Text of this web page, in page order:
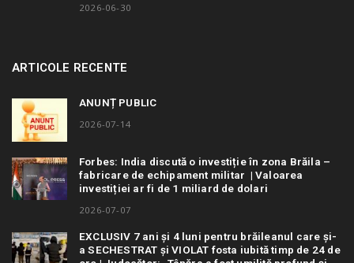
2026-06-30
ARTICOLE RECENTE
ANUNȚ PUBLIC
2026-07-14
Forbes: India discută o investiție în zona Brăila –
fabricare de echipament militar | Valoarea
investiției ar fi de 1 miliard de dolari
2026-07-07
EXCLUSIV 7 ani și 4 luni pentru brăileanul care și-
a SECHESTRAT și VIOLAT fosta iubită timp de 24 de